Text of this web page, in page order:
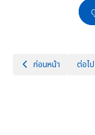
เนื้อหาก่อนหน้า: โรง
ก่อนหน้า เนื้อ
ต่อไป